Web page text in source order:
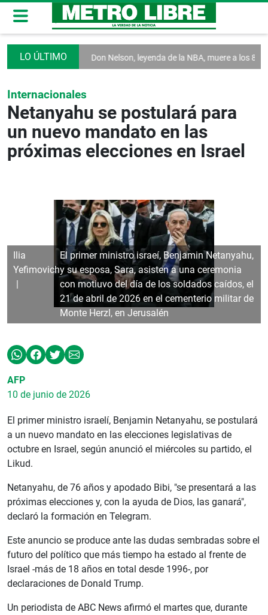
rusas Don Nelson, leyenda de la NBA, muere a los 86 años El
Internacionales
Netanyahu se postulará para
un nuevo mandato en las
próximas elecciones en Israel
El primer ministro israeí, Benjamin Netanyahu,
y su esposa, Sara, asisten a una ceremonia
con motiuvo del día de los soldados caídos, el
21 de abril de 2026 en el cementerio militar de
Monte Herzl, en Jerusalén
Ilia
Yefimovich
AFP
10 de junio de 2026
El primer ministro israelí, Benjamin Netanyahu, se postulará
a un nuevo mandato en las elecciones legislativas de
octubre en Israel, según anunció el miércoles su partido, el
Likud.
Netanyahu, de 76 años y apodado Bibi, "se presentará a las
próximas elecciones y, con la ayuda de Dios, las ganará",
declaró la formación en Telegram.
Este anuncio se produce ante las dudas sembradas sobre el
futuro del político que más tiempo ha estado al frente de
Israel -más de 18 años en total desde 1996-, por
declaraciones de Donald Trump.
Un periodista de ABC News afirmó el martes que, durante